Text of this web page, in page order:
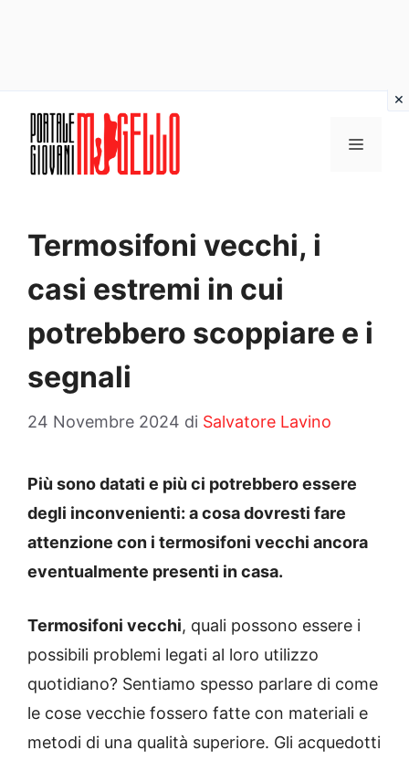
contenuto
MENU
Termosifoni vecchi, i
casi estremi in cui
potrebbero scoppiare e i
segnali
24 Novembre 2024 di Salvatore Lavino
Più sono datati e più ci potrebbero essere
degli inconvenienti: a cosa dovresti fare
attenzione con i termosifoni vecchi ancora
eventualmente presenti in casa.
Termosifoni vecchi, quali possono essere i
possibili problemi legati al loro utilizzo
quotidiano? Sentiamo spesso parlare di come
le cose vecchie fossero fatte con materiali e
metodi di una qualità superiore. Gli acquedotti